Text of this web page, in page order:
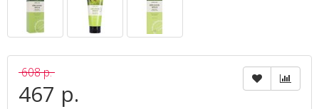
608 р.
467 р.